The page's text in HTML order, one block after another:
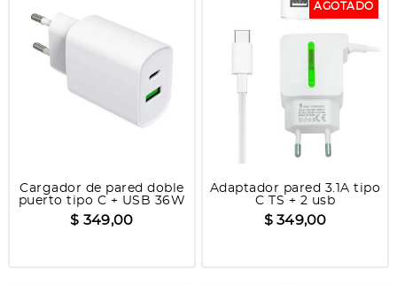
Cargador de pared doble
puerto tipo C + USB 36W
$ 349,00
AGOTADO
Adaptador pared 3.1A tipo
C TS + 2 usb
$ 349,00